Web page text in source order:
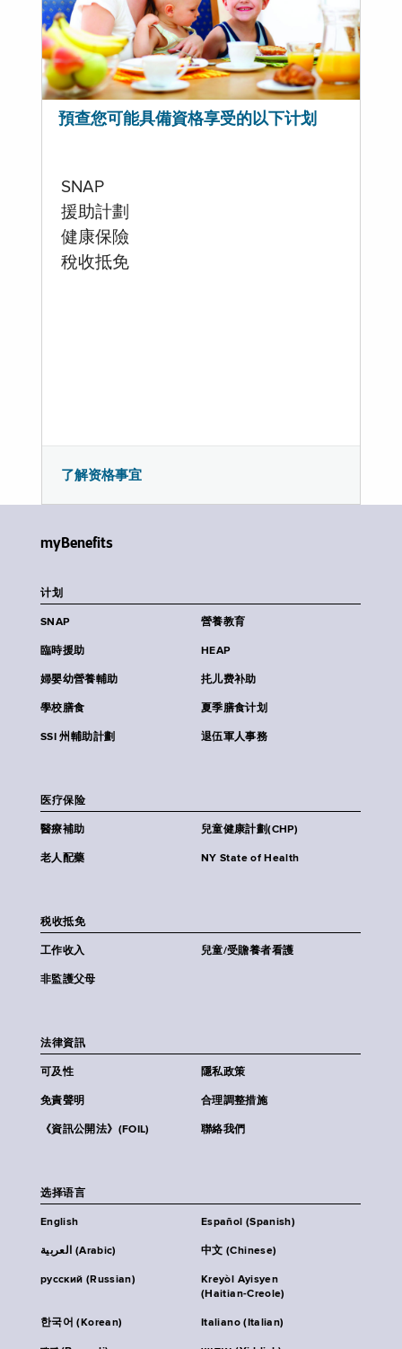
預查您可能具備資格享受的以下计划
SNAP
援助計劃
健康保險
稅收抵免
了解资格事宜
myBenefits
计划
SNAP 營養教育
臨時援助 HEAP
婦嬰幼營養輔助 扥儿费补助
學校膳食 夏季膳食计划
SSI 州輔助計劃 退伍軍人事務
医疗保险
醫療補助 兒童健康計劃(CHP)
老人配藥 NY State of Health
税收抵免
工作收入 兒童/受贍養者看護
非監護父母
法律資訊
可及性 隱私政策
免責聲明 合理調整措施
《資訊公開法》(FOIL) 聯絡我們
选择语言
English Español (Spanish)
العربية (Arabic) 中文 (Chinese)
русский (Russian)
Kreyòl Ayisyen
(Haitian-Creole)
한국어 (Korean) Italiano (Italian)